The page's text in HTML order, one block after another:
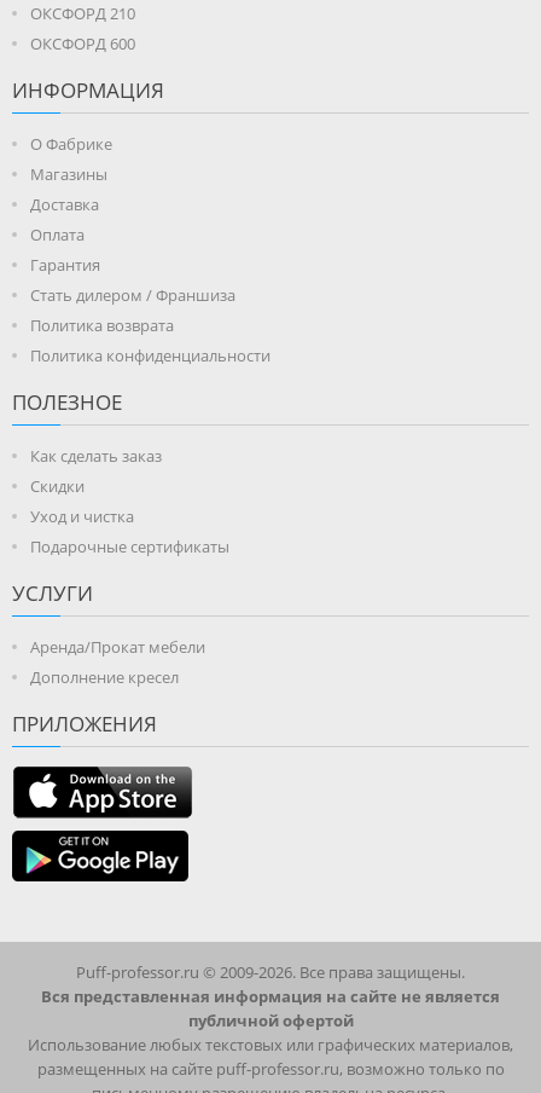
ОКСФОРД 210
ОКСФОРД 600
ИНФОРМАЦИЯ
О Фабрике
Магазины
Доставка
Оплата
Гарантия
Стать дилером / Франшиза
Политика возврата
Политика конфиденциальности
ПОЛЕЗНОЕ
Как сделать заказ
Скидки
Уход и чистка
Подарочные сертификаты
УСЛУГИ
Аренда/Прокат мебели
Дополнение кресел
ПРИЛОЖЕНИЯ
Puff-professor.ru © 2009-2026. Все права защищены.
Вся представленная информация на сайте не является
публичной офертой
Использование любых текстовых или графических материалов,
размещенных на сайте puff-professor.ru, возможно только по